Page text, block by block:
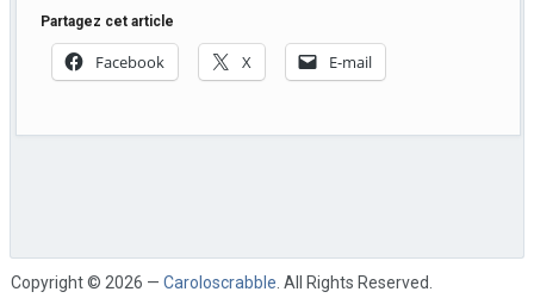
Partagez cet article
Facebook X E-mail
Copyright © 2026 — Caroloscrabble . All Rights Reserved.